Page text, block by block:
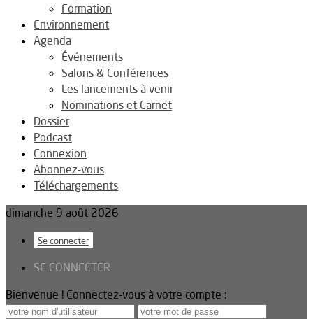
Formation
Environnement
Agenda
Événements
Salons & Conférences
Les lancements à venir
Nominations et Carnet
Dossier
Podcast
Connexion
Abonnez-vous
Téléchargements
dimanche 9 août 2026
Se connecter
SE CONNECTER
Bienvenue ! Connectez-vous à votre compte :